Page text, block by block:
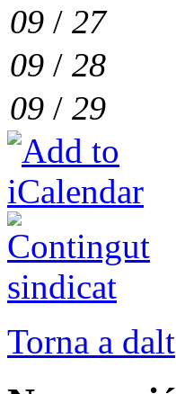
09 / 27
09 / 28
09 / 29
Torna a dalt